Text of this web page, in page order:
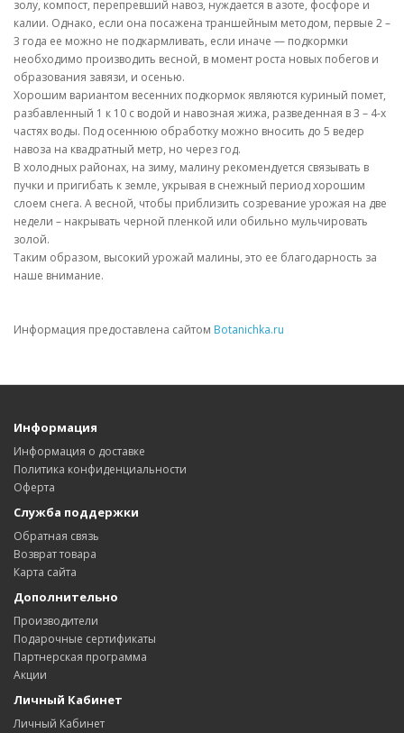
золу, компост, перепревший навоз, нуждается в азоте, фосфоре и
калии. Однако, если она посажена траншейным методом, первые 2 –
3 года ее можно не подкармливать, если иначе — подкормки
необходимо производить весной, в момент роста новых побегов и
образования завязи, и осенью.
Хорошим вариантом весенних подкормок являются куриный помет,
разбавленный 1 к 10 с водой и навозная жижа, разведенная в 3 – 4-х
частях воды. Под осеннюю обработку можно вносить до 5 ведер
навоза на квадратный метр, но через год.
В холодных районах, на зиму, малину рекомендуется связывать в
пучки и пригибать к земле, укрывая в снежный период хорошим
слоем снега. А весной, чтобы приблизить созревание урожая на две
недели – накрывать черной пленкой или обильно мульчировать
золой.
Таким образом, высокий урожай малины, это ее благодарность за
наше внимание.
Информация предоставлена сайтом Botanichka.ru
Информация
Информация о доставке
Политика конфиденциальности
Оферта
Служба поддержки
Обратная связь
Возврат товара
Карта сайта
Дополнительно
Производители
Подарочные сертификаты
Партнерская программа
Акции
Личный Кабинет
Личный Кабинет